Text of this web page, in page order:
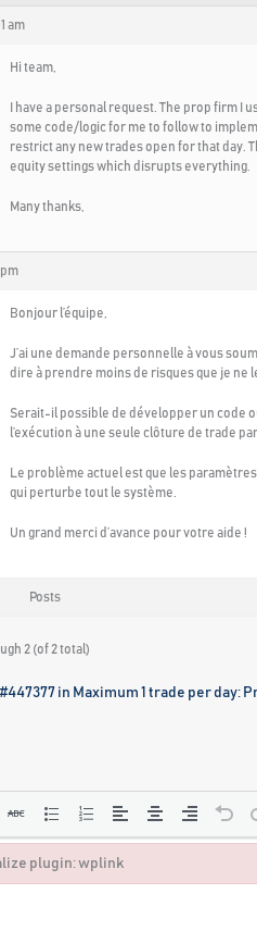
am
Hi team,
I have a personal request. The prop firm I
some code/logic for me to follow to
restrict any new trades open for that day.
equity settings which disrupts everything.
Many thanks,
Bonjour l’équipe,
J’ai une demande personnelle à vous
dire à prendre moins de risques que je ne
Serait-il possible de développer un code
l’exécution à une seule clôture de trade
Le problème actuel est que les
qui perturbe tout le système.
Un grand merci d’avance pour votre aide !
Posts
2 (of 2 total)
in Maximum 1 trade per day:
plugin: wplink
plugin: wplink